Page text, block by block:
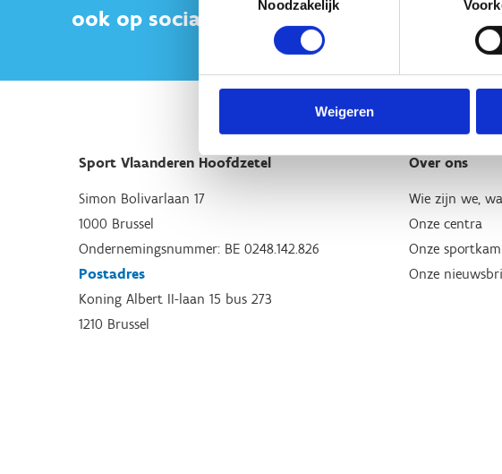
Noodzakelijk
Weigeren
ook op sociale media
Sport Vlaanderen Hoofdzetel
Simon Bolivarlaan 17
1000 Brussel
Ondernemingsnummer: BE 0248.142.826
Postadres
Koning Albert II-laan 15 bus 273
1210 Brussel
Over ons
Wie zijn we,
Onze centra
Onze
Onze